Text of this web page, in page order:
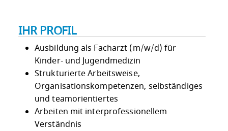
IHR PROFIL
Ausbildung als Facharzt (m/w/d) für
Kinder- und Jugendmedizin
Strukturierte Arbeitsweise,
Organisationskompetenzen, selbständiges
und teamorientiertes
Arbeiten mit interprofessionellem
Verständnis